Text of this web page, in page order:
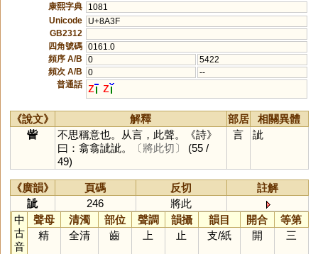
康熙字典
1081
Unicode
U+8A3F
GB2312
四角號碼 0161.0
頻序 A/B
0
5422
頻次 A/B
0
--
普通話 z z
《說文》 解釋 部居
相關異體
訾
不思稱意也。从言，此聲。《詩》
曰：翕翕訿訿。
〔將此切〕
(55 /
49)
言 訿
《廣韻》 頁碼 反切
註解
訿
246
將此
中
古
音
聲母 清濁 部位 聲調 韻攝 韻目 開合
等第
精
全清 齒 上 止 支/紙 開 三